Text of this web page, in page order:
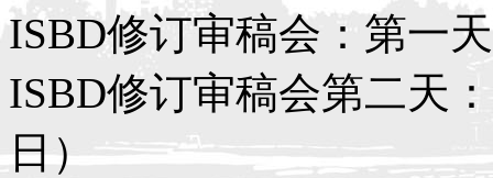
ISBD修订审稿会：第一
ISBD修订审稿会第二天
日）